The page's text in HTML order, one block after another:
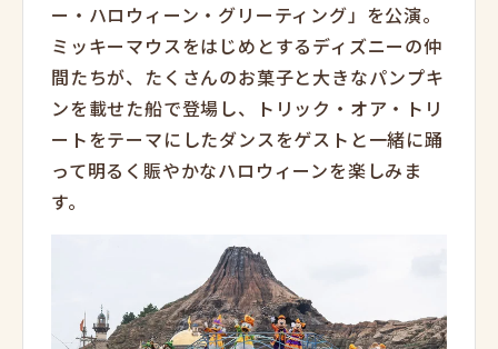
ー・ハロウィーン・グリーティング」を公演。
ミッキーマウスをはじめとするディズニーの仲
間たちが、たくさんのお菓子と大きなパンプキ
ンを載せた船で登場し、トリック・オア・トリ
ートをテーマにしたダンスをゲストと一緒に踊
って明るく賑やかなハロウィーンを楽しみま
す。